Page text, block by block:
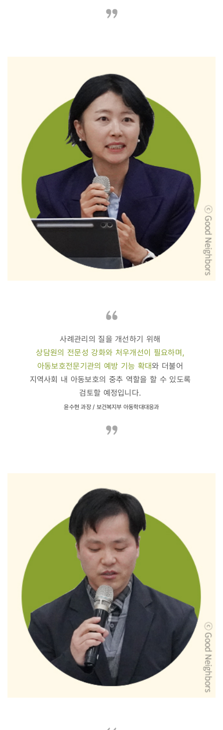
사례관리의 질을 개선하기 위해
상담원의 전문성 강화와 처우개선이 필요하며,
아동보호전문기관의 예방 기능 확대와 더불어
지역사회 내 아동보호의 중추 역할을 할 수 있도록
검토할 예정입니다.
윤수현 과장 / 보건복지부 아동학대대응과